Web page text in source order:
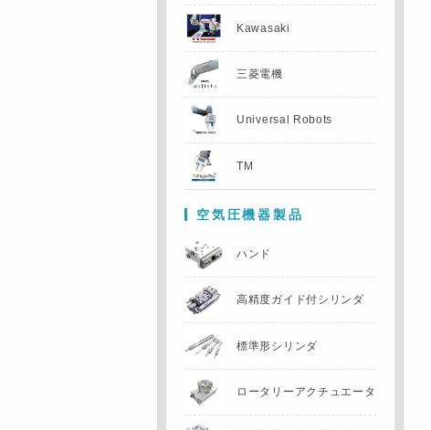
Kawasaki
三菱電機
Universal Robots
TM
空気圧機器製品
ハンド
高精度ガイド付シリンダ
標準形シリンダ
ロータリー アクチュエータ